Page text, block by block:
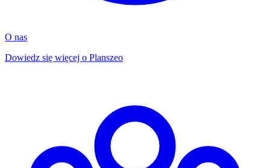
O nas
Dowiedz się więcej o Planszeo